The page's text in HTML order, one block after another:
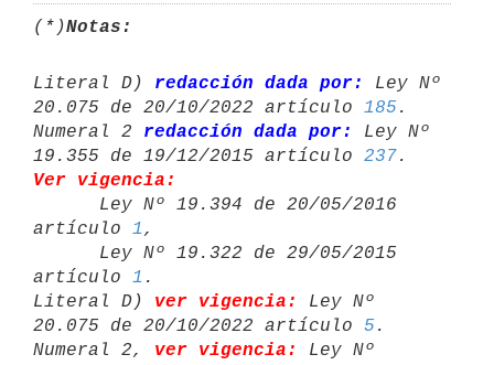
(*)Notas:
Literal D) redacción dada por:
Ley Nº
20.075 de 20/10/2022 artículo 185 .
Numeral 2 redacción dada por:
Ley Nº
19.355 de 19/12/2015 artículo 237
Ver vigencia:
artículo 1 ,
artículo 1 .
Literal D) ver vigencia:
Ley Nº
20.075 de 20/10/2022 artículo 5 .
Numeral 2, ver vigencia:
Ley Nº